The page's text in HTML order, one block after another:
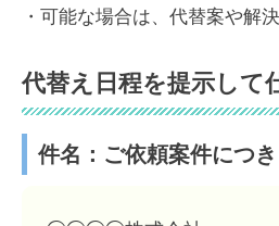
・可能な場合は、代替案や解
代替え日程を提示して
件名：ご依頼案件につ